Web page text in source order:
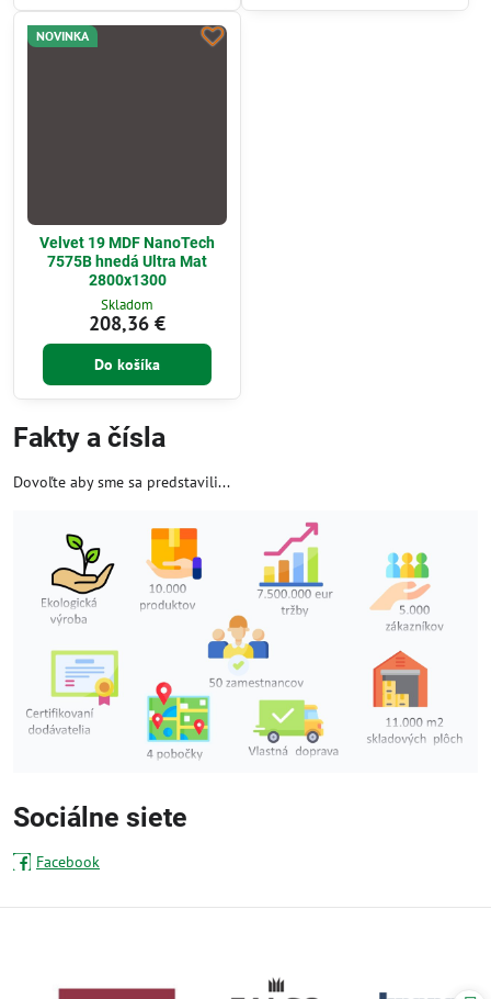
NOVINKA
Velvet 19 MDF NanoTech
7575B hnedá Ultra Mat
2800x1300
Skladom
208,36 €
Do košíka
Fakty a čísla
Dovoľte aby sme sa predstavili...
Sociálne siete
Facebook